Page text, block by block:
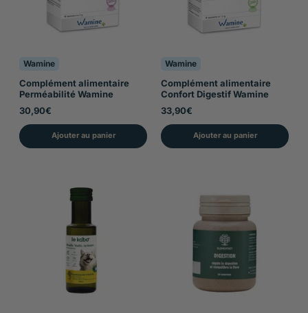
Wamine
Complément alimentaire
Perméabilité Wamine
30,90€
Ajouter au panier
Wamine
Complément alimentaire
Confort Digestif Wamine
33,90€
Ajouter au panier